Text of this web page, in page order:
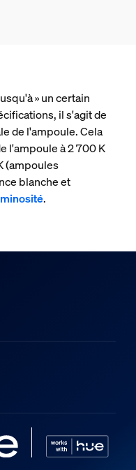
» un certain
il s'agit de
de l'ampoule. Cela
l'ampoule à 2 700 K
(ampoules
blanche et
.